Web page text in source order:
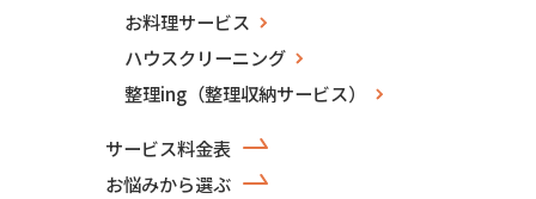
お料理サービス
ハウスクリーニング
整理ing（整理収納サービス）
サービス料金表
お悩みから選ぶ